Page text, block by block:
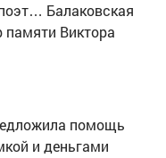
Балаковская
памяти Виктора
помощь
и деньгами